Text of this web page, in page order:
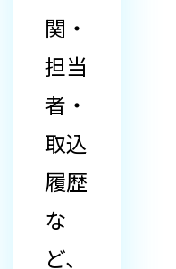
関・
担当
者・
取込
履歴
な
ど、